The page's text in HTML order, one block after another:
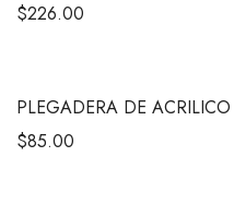
$226.00
PLEGADERA DE ACRILICO
$85.00